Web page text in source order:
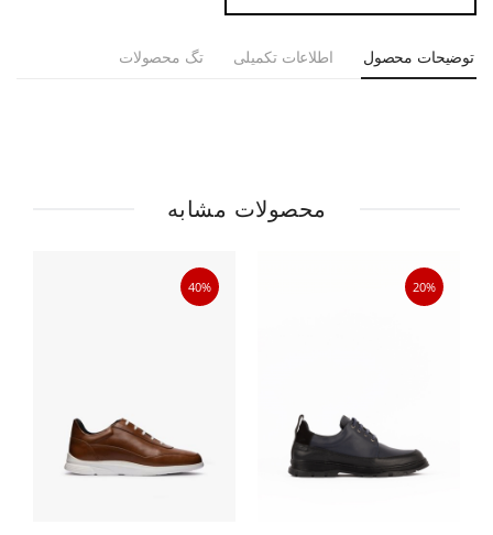
توضیحات محصول اطلاعات تکمیلی تگ محصولات
محصولات مشابه
20%
40%